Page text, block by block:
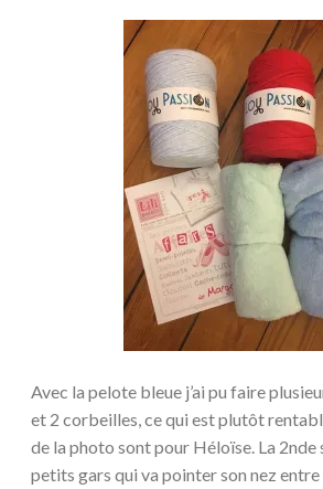
Avec la pelote bleue j’ai pu faire
et 2 corbeilles, ce qui est plutôt
de la photo sont pour Héloïse. La 2nde
petits gars qui va pointer son nez